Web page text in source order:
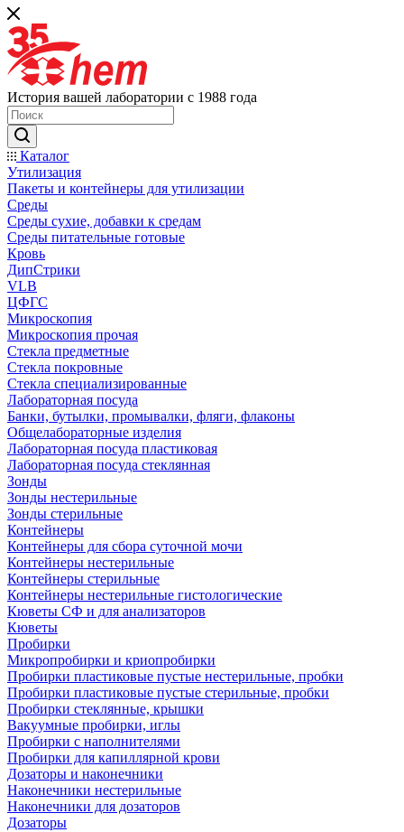
История вашей лаборатории с 1988 года
Каталог
Утилизация
Пакеты и контейнеры для утилизации
Среды
Среды сухие, добавки к средам
Среды питательные готовые
Кровь
ДипСтрики
VLB
ЦФГС
Микроскопия
Микроскопия прочая
Стекла предметные
Стекла покровные
Стекла специализированные
Лабораторная посуда
Банки, бутылки, промывалки, фляги, флаконы
Общелабораторные изделия
Лабораторная посуда пластиковая
Лабораторная посуда стеклянная
Зонды
Зонды нестерильные
Зонды стерильные
Контейнеры
Контейнеры для сбора суточной мочи
Контейнеры нестерильные
Контейнеры стерильные
Контейнеры нестерильные гистологические
Кюветы СФ и для анализаторов
Кюветы
Пробирки
Микропробирки и криопробирки
Пробирки пластиковые пустые нестерильные, пробки
Пробирки пластиковые пустые стерильные, пробки
Пробирки стеклянные, крышки
Вакуумные пробирки, иглы
Пробирки с наполнителями
Пробирки для капиллярной крови
Дозаторы и наконечники
Наконечники нестерильные
Наконечники для дозаторов
Дозаторы